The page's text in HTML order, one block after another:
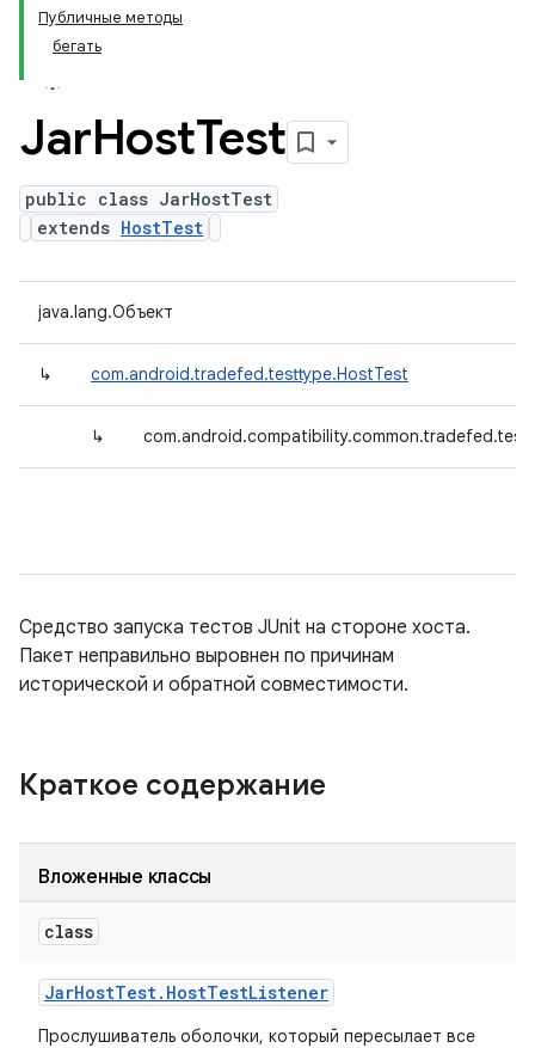
Публичные методы
бегать
JarHostTest
public class JarHostTest
extends HostTest
java.lang.Объект
↳ com.android.tradefed.testtype.HostTest
↳
Средство запуска тестов JUnit на стороне хоста.
Пакет неправильно выровнен по причинам
исторической и обратной совместимости.
Краткое содержание
Вложенные классы
class
JarHostTest. HostTestListener
Прослушиватель оболочки, который пересылает все